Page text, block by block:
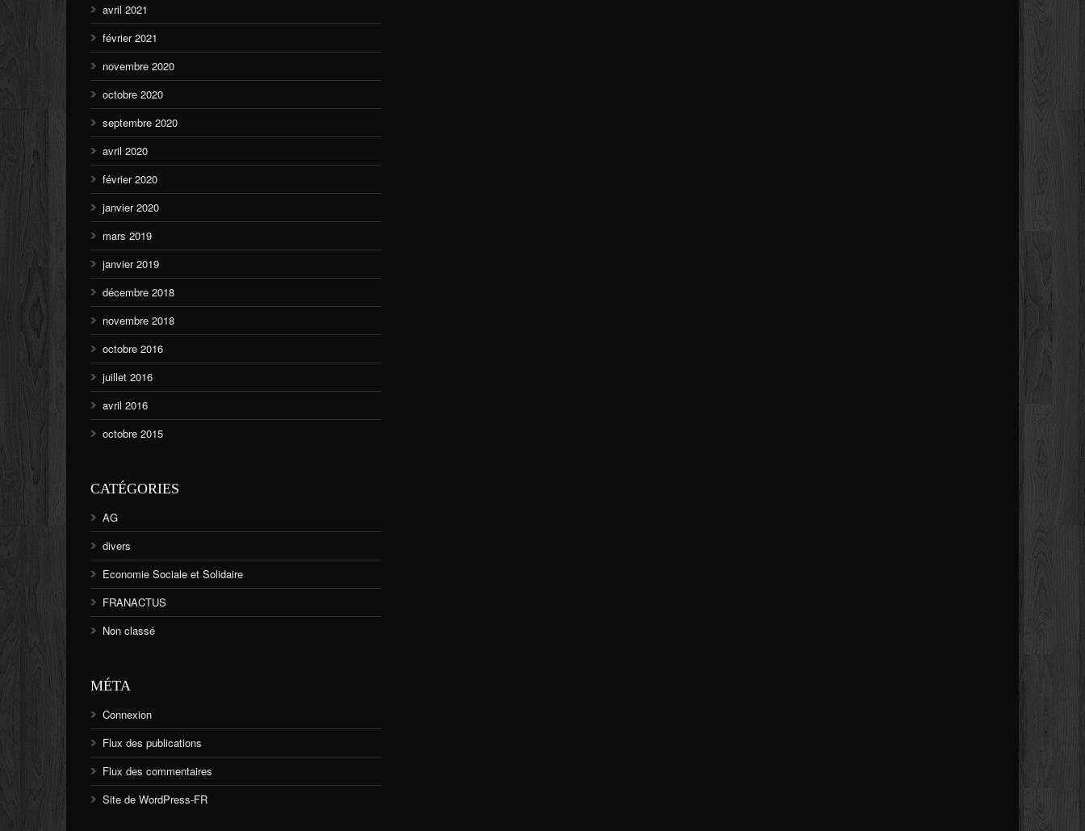
avril 2021
février 2021
novembre 2020
octobre 2020
septembre 2020
avril 2020
février 2020
janvier 2020
mars 2019
janvier 2019
décembre 2018
novembre 2018
octobre 2016
juillet 2016
avril 2016
octobre 2015
CATÉGORIES
AG
divers
Economie Sociale et Solidaire
FRANACTUS
Non classé
MÉTA
Connexion
Flux des publications
Flux des commentaires
Site de WordPress-FR